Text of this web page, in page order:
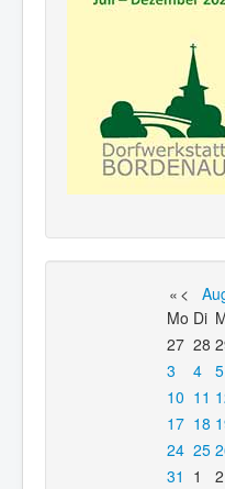
« <
Mo Di
27 28
3
4 5
10 11
17 18
24 25
31 1 2